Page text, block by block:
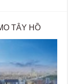
TÂY HỒ